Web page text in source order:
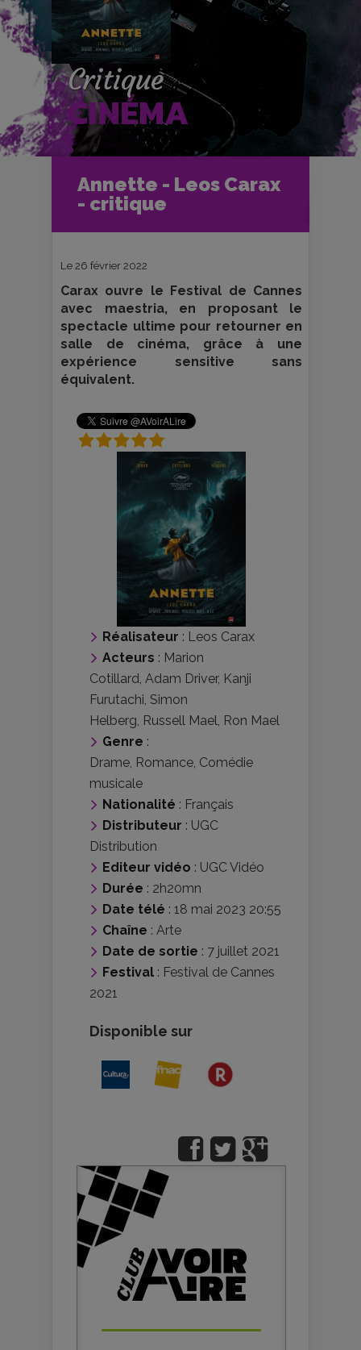
Critique
CINÉMA
Annette - Leos Carax
- critique
Accueil
Cinéma
Critiques et fiches films
Annette - Leos Carax - critique
Le 26 février 2022
Carax ouvre le Festival de Cannes
avec maestria, en proposant le
spectacle ultime pour retourner en
salle de cinéma, grâce à une
expérience sensitive sans
équivalent.
Réalisateur : Leos Carax
Acteurs : Marion
Cotillard Adam Driver, Kanji
Furutachi Simon
Helberg Russell Mael Ron Mael
Genre :
Drame Romance Comédie
musicale
Nationalité : Français
Distributeur : UGC
Distribution
Editeur vidéo : UGC Vidéo
Durée : 2h20mn
Date télé : 18 mai 2023 20:55
Chaîne : Arte
Date de sortie : 7 juillet 2021
Festival : Festival de Cannes
2021
Disponible sur